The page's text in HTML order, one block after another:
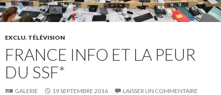
EXCLU, TÉLÉVISION
FRANCE INFO ET LA PEUR
DU SSF*
GALERIE 19 SEPTEMBRE 2016 LAISSER UN COMMENTAIRE